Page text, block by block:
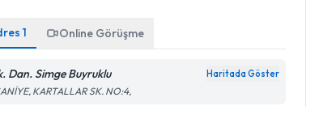
1 Online Görüşme
Dan. Simge Buyruklu Haritada Göster
KARTALLAR SK. NO:4,